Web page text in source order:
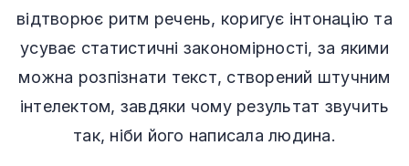
відтворює ритм речень, коригує інтонацію та
усуває статистичні закономірності, за якими
можна розпізнати текст, створений штучним
інтелектом, завдяки чому результат звучить
так, ніби його написала людина.